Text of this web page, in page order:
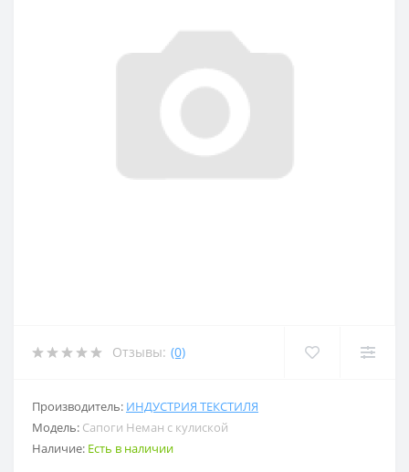
Отзывы: (0)
Производитель: ИНДУСТРИЯ ТЕКСТИЛЯ
Модель: Сапоги Неман с кулиской
Наличие: Есть в наличии